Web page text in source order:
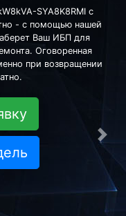
SYA8K8RMI с
- с помощью нашей
Ваш ИБП для
Оговоренная
при возвращении